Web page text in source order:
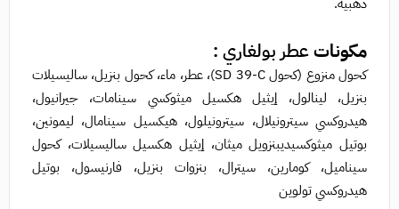
مكوناتعطر بولغاري :
كحول منزوع (كحول SD 39‑C)، عطر، ماء، كحول بنزيل، ساليسيلات
بنزيل، لينالول، إيثيل هكسيل ميثوكسي سينامات، جيرانيول،
هيدروكسي سيترونيلال، سيترونيلول، هيكسيل سينامال، ليمونين،
بوتيل ميثوكسيديبنزويل ميثان، إيثيل هكسيل ساليسيلات، كحول
سيناميل، كومارين، سيترال، بنزوات بنزيل، فارنيسول، بوتيل
هيدروكسي تولوين